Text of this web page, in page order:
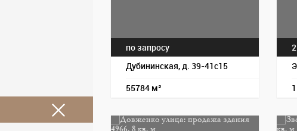
по запросу
Дубининская, д. 39-41с15
55784 м²